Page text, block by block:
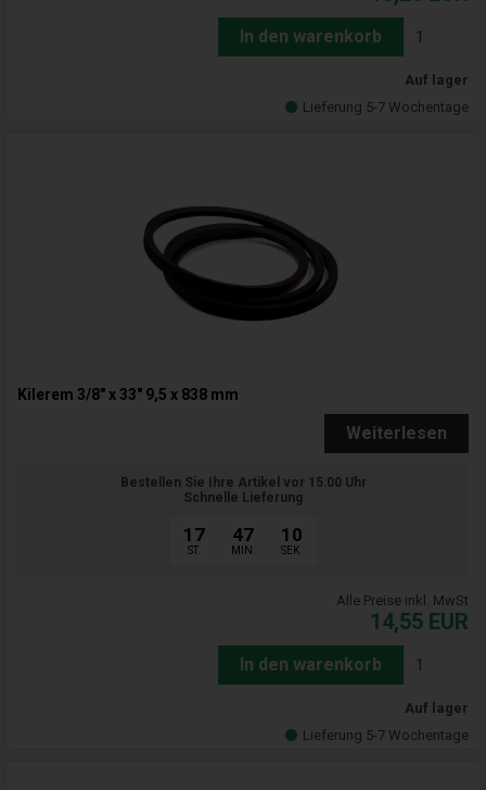
In den warenkorb
Auf lager
Lieferung 5-7 Wochentage
Kilerem 3/8" x 33" 9,5 x 838 mm
Weiterlesen
Bestellen Sie Ihre Artikel vor 15:00 Uhr
Schnelle Lieferung
17
ST.
47
MIN.
09
SEK.
Alle Preise inkl. MwSt
14,55 EUR
In den warenkorb
Auf lager
Lieferung 5-7 Wochentage